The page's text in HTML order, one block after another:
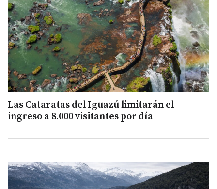
Las Cataratas del Iguazú limitarán el
ingreso a 8.000 visitantes por día